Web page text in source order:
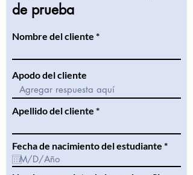
de prueba
Nombre del cliente
Apodo del cliente
Apellido del cliente
Fecha de nacimiento del estudiante *r
q